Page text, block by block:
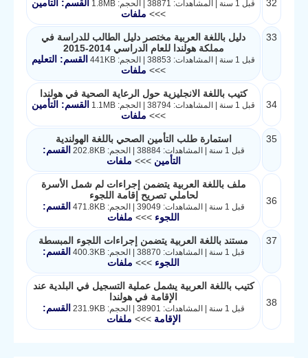
32 قبل 1 سنة | المشاهدات: 38871 | الحجم: 1.8MB
القسم: التأمين
>>> ملفات
33
دليل باللغة العربية مختصر دليل الطالب للدراسة في
مملكة هولندا للعام الدراسي 2014-2015
قبل 1 سنة | المشاهدات: 38853 | الحجم: 441KB
القسم: التعليم
>>> ملفات
34
كتيب باللغة الانجليزية حول الرعاية الصحية في هولندا
قبل 1 سنة | المشاهدات: 38794 | الحجم: 1.1MB
القسم: التأمين
>>> ملفات
35 استمارة طلب التأمين الصحي باللغة الهولندية
قبل 1 سنة | المشاهدات: 38884 | الحجم: 202.8KB
القسم:
التأمين>>> ملفات
36
ملف باللغة العربية يتضمن إجراءات لم شمل الأسرة
لحاملي تصريح إقامة اللجوء
قبل 1 سنة | المشاهدات: 39049 | الحجم: 471.8KB
القسم:
اللجوء >>> ملفات
37 مستند باللغة العربية يتضمن إجراءات اللجوء المبسطة
قبل 1 سنة | المشاهدات: 38870 | الحجم: 400.3KB
القسم:
اللجوء >>> ملفات
38
كتيب باللغة العربية يشمل عملية التسجيل في البلدية عند
الإقامة في هولندا
قبل 1 سنة | المشاهدات: 38901 | الحجم: 231.9KB
القسم:
الإقامة>>> ملفات